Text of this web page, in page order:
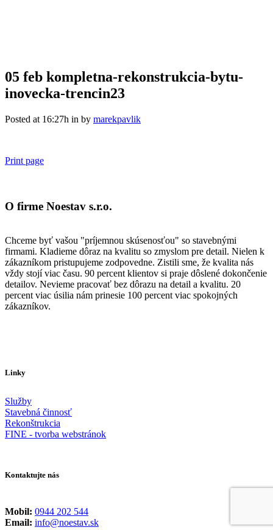
05 feb kompletna-rekonstrukcia-bytu-
inovecka-trencin23
Posted at 16:27h in by marekpavlik
Print page
O firme Noestav s.r.o.
Chceme byť vašou "príjemnou skúsenosťou" so stavebnými
firmami. Kladieme dôraz na kvalitu so zmyslom pre detail. Nielen k
zákazníkom pristupujeme zodpovedne. Zistili sme, že kvalita nás
vždy stojí viac času. 90 percent klientov si praje dôslené dokončenie
detailov. Nevieme pracovať bez dôrazu na detail a kvalitu. 20
percent viac úsilia nám prinesie 100 percent viac spokojných
zákazníkov.
Linky
Služby
Stavebná činnosť
Rekonštrukcia
FINE - tvorba webstránok
Kontaktujte nás
Mobil: 0944 202 544
Email: info@noestav.sk